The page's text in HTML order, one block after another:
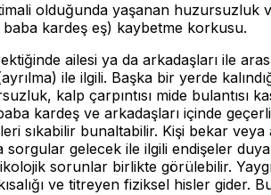
olduğunda yaşanan huzursuzluk
kardeş eş) kaybetme korkusu.
ailesi ya da arkadaşları ile
ile ilgili. Başka bir yerde
kalp çarpıntısı mide bulantısı
kardeş ve arkadaşları içinde
sıkabilir bunaltabilir. Kişi bekar
sorgular gelecek ile ilgili endişeler
sorunlar birlikte görülebilir.
ve titreyen fiziksel hisler gider.